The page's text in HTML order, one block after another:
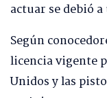
actuar se debió
Según
licencia vigente
Unidos y las